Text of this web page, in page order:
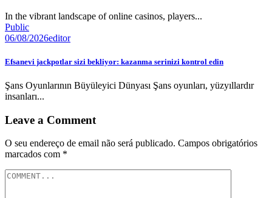
In the vibrant landscape of online casinos, players...
Public
06/08/2026editor
Efsanevi jackpotlar sizi bekliyor: kazanma serinizi kontrol edin
Şans Oyunlarının Büyüleyici Dünyası Şans oyunları, yüzyıllardır
insanları...
Leave a Comment
O seu endereço de email não será publicado. Campos obrigatórios
marcados com *